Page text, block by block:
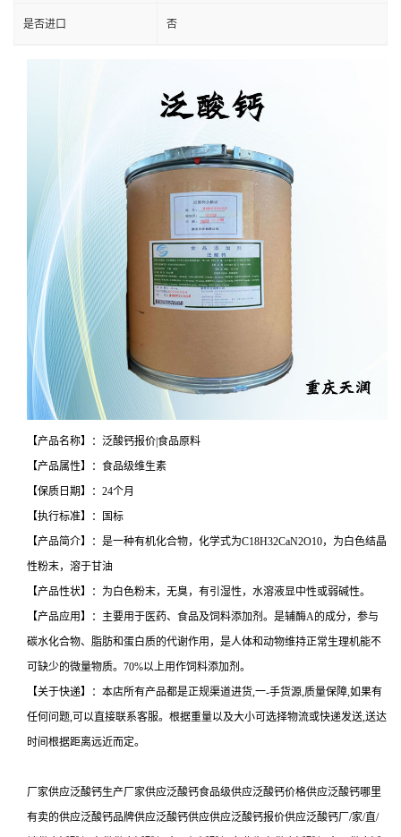
是否进口 否
【产品名称】：泛酸钙报价|食品原料
【产品属性】：食品级维生素
【保质日期】：24个月
【执行标准】：国标
【产品简介】：是一种有机化合物，化学式为C18H32CaN2O10，为白色结晶
性粉末，溶于甘油
【产品性状】：为白色粉末，无臭，有引湿性，水溶液显中性或弱碱性。
【产品应用】：主要用于医药、食品及饲料添加剂。是辅酶A的成分，参与
碳水化合物、脂肪和蛋白质的代谢作用，是人体和动物维持正常生理机能不
可缺少的微量物质。70%以上用作饲料添加剂。
【关于快递】：本店所有产品都是正规渠道进货,一-手货源,质量保障,如果有
任何问题,可以直接联系客服。根据重量以及大小可选择物流或快递发送,送达
时间根据距离远近而定。
厂家供应泛酸钙生产厂家供应泛酸钙食品级供应泛酸钙价格供应泛酸钙哪里
有卖的供应泛酸钙品牌供应泛酸钙供应供应泛酸钙报价供应泛酸钙厂/家/直/